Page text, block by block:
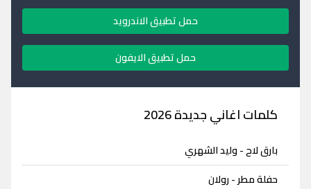
حمل تطبيق الاندرويد
حمل تطبيق الايفون
كلمات اغاني جديدة 2026
بارق لاح - وليد الشهري
حفلة مطر - رولان